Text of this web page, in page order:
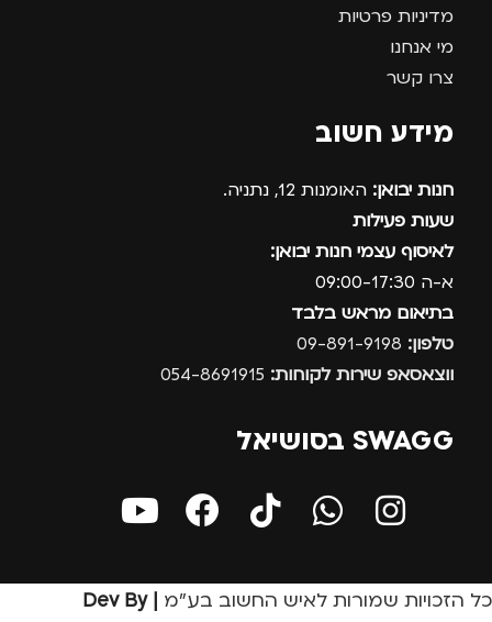
מדיניות פרטיות
מי אנחנו
צרו קשר
מידע חשוב
חנות יבואן: האומנות 12, נתניה.
שעות פעילות
לאיסוף עצמי חנות יבואן:
א-ה 09:00-17:30
בתיאום מראש בלבד
טלפון:
ווצאסאפ שירות לקוחות:
SWAGG בסושיאל
כל הזכויות שמורות לאיש החשוב בע״מ | Dev By